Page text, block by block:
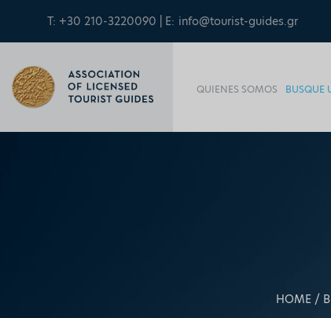
T: +30 210-3220090 | E: info@tourist-guides.gr
QUIENES SOMOS BUSQUE
HOME